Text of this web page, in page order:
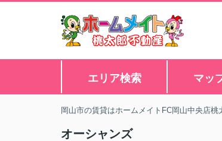
エリア検索 マッ
岡山市の賃貸はホームメイトFC岡山中央店桃
オーシャンズ